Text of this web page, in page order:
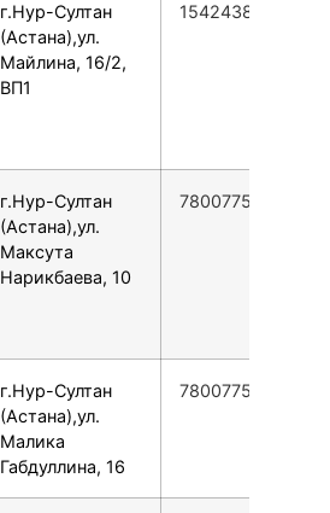
г.Нур-Султан
(Астана),ул.
Майлина, 16/2,
ВП1
154243835155
г.Нур-Султан
(Астана),ул.
Максута
Нарикбаева, 10
78007753553
г.Нур-Султан
(Астана),ул.
Малика
Габдуллина, 16
78007753553